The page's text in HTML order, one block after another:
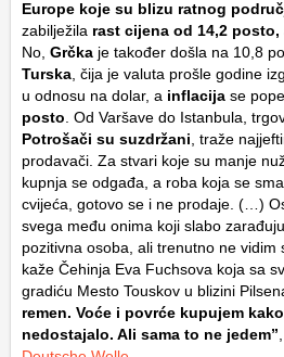
Europe koje su blizu ratnog
zabilježila rast cijena od 14,2
No, Grčka je također došla na 10,8
Turska , čija je valuta prošle godine
u odnosu na dolar, a inflacija se
posto . Od Varšave do Istanbula,
Potrošači su suzdržani , traže
prodavači. Za stvari koje su manje
kupnja se odgađa, a roba koja se
cvijeća, gotovo se i ne prodaje. (…)
svega među onima koji slabo
pozitivna osoba, ali trenutno ne vidim
kaže Čehinja Eva Fuchsova koja sa
gradiću Mesto Touskov u blizini
remen. Voće i povrće kupujem
nedostajalo. Ali sama to ne jedem”